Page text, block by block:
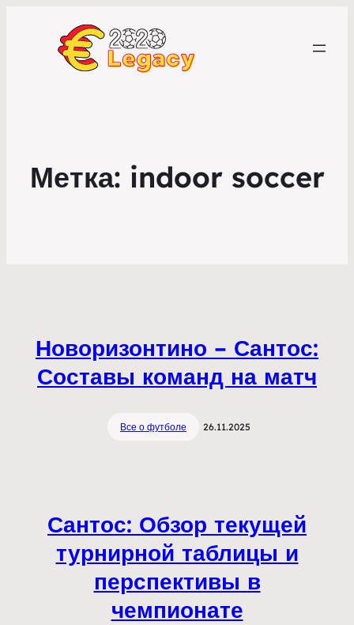
Метка: indoor soccer
Новоризонтино – Сантос:
Составы команд на матч
Все о футболе 26.11.2025
Сантос: Обзор текущей
турнирной таблицы и
перспективы в
чемпионате